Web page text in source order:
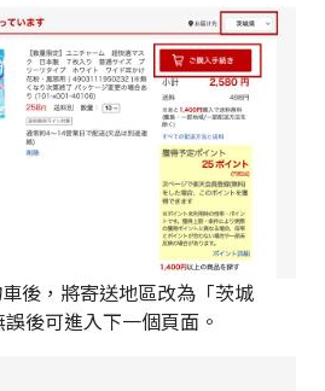
後，將寄送地區改為「茨城
後可進入下一個頁面。